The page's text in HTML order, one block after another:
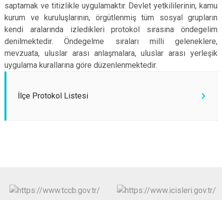
saptamak ve titizlikle uygulamaktır. Devlet yetkililerinin, kamu
kurum ve kuruluşlarının, örgütlenmiş tüm sosyal grupların
kendi aralarında izledikleri protokol sırasına öndegelim
denilmektedir. Öndegelme sıraları milli geleneklere,
mevzuata, uluslar arası anlaşmalara, uluslar arası yerleşik
uygulama kurallarına göre düzenlenmektedir.
İlçe Protokol Listesi